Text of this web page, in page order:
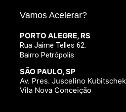
Vamos Acelerar?
PORTO ALEGRE, RS
Rua Jaime Telles 62.
Bairro Petrópolis
SÃO PAULO, SP
Av. Pres. Juscelino
Vila Nova Conceição